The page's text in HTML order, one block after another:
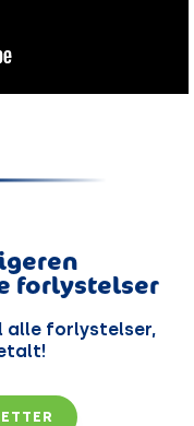
forlystelser
alle forlystelser,